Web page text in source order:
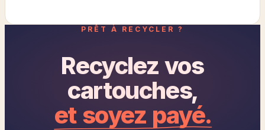
PRÊT À RECYCLER ?
Recyclez vos
cartouches,
et soyez payé.